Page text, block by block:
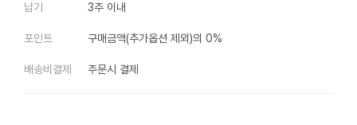
납기 3주 이내
포인트 구매금액(추가옵션 제외)의 0%
배송비결제 주문시 결제